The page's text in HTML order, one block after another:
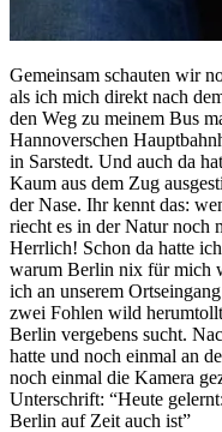
Gemeinsam schauten wir
als ich mich direkt nach
den Weg zu meinem Bus
Hannoverschen
in Sarstedt. Und auch da
Kaum aus dem Zug
der Nase. Ihr kennt das:
riecht es in der Natur noch
Herrlich! Schon da hatte
warum Berlin nix für mich
ich an unserem
zwei Fohlen wild
Berlin vergebens sucht.
hatte und noch einmal an
noch einmal die Kamera
Unterschrift: “Heute
Berlin auf Zeit auch ist”